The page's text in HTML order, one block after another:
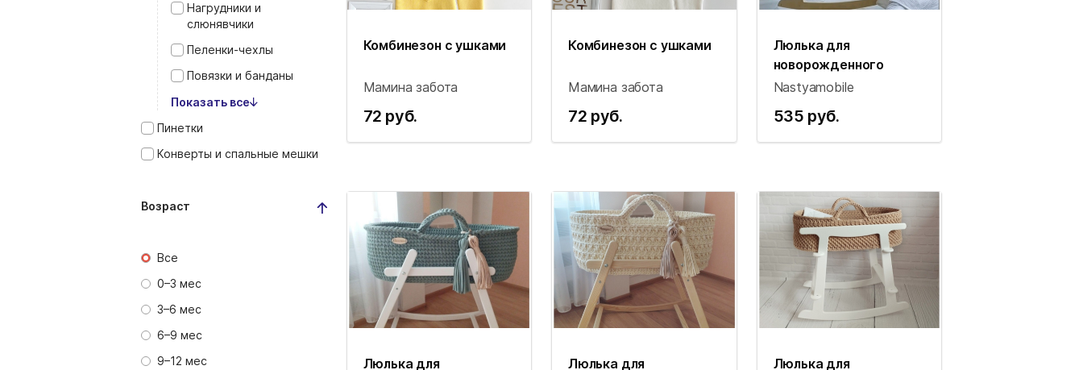
Нагрудники и
слюнявчики
Пеленки‑чехлы
Повязки и банданы
Показать все
Пинетки
Конверты и спальные мешки
Возраст
Все
0–3 мес
3–6 мес
6–9 мес
9–12 мес
Комбинезон с ушками
Мамина забота
72 руб.
Комбинезон с ушками
Мамина забота
72 руб.
Люлька для
новорожденного
Nastyamobile
535 руб.
Люлька для
Люлька для
Люлька для